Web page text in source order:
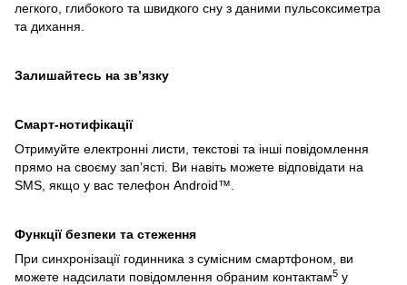
легкого, глибокого та швидкого сну з даними пульсоксиметра
та дихання.
Залишайтесь на зв’язку
Смарт-нотифікації
Отримуйте електронні листи, текстові та інші повідомлення
прямо на своєму зап’ясті. Ви навіть можете відповідати на
SMS, якщо у вас телефон Android™.
Функції безпеки та стеження
При синхронізації годинника з сумісним смартфоном, ви
можете надсилати повідомлення обраним контактам5 у